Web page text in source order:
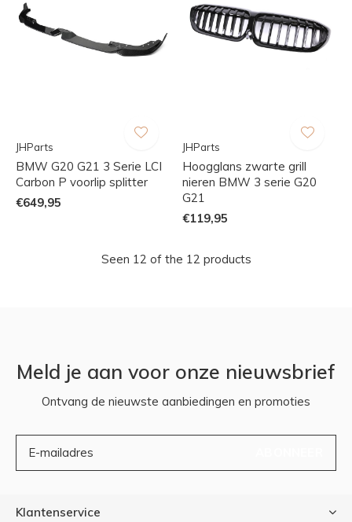
JHParts
BMW G20 G21 3 Serie LCI
Carbon P voorlip splitter
€649,95
JHParts
Hoogglans zwarte grill
nieren BMW 3 serie G20
G21
€119,95
Seen 12 of the 12 products
Meld je aan voor onze nieuwsbrief
Ontvang de nieuwste aanbiedingen en promoties
Klantenservice